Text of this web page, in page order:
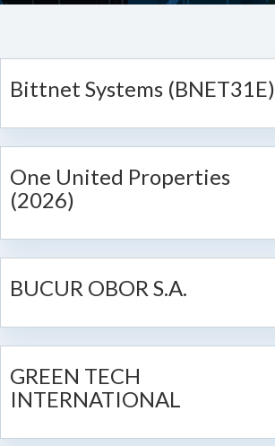
Bittnet Systems (BNET31E)
One United Properties
(2026)
BUCUR OBOR S.A.
GREEN TECH
INTERNATIONAL